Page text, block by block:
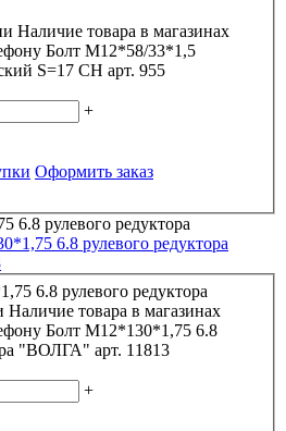
Наличие товара в магазинах
Болт М12*58/33*1,5
колесный конический S=17 CH арт. 955
+
Оформить заказ
6.8 рулевого редуктора
Наличие товара в магазинах
Болт М12*130*1,75 6.8
"ВОЛГА" арт. 11813
+